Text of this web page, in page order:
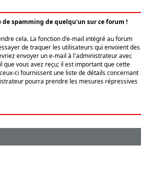
de spamming de quelqu'un sur ce forum !
cela. La fonction d'e-mail intégré au forum
de traquer les utilisateurs qui envoient des
envoyer un e-mail à l'administrateur avec
que vous avez reçu; il est important que cette
ci fournissent une liste de détails concernant
pourra prendre les mesures répressives